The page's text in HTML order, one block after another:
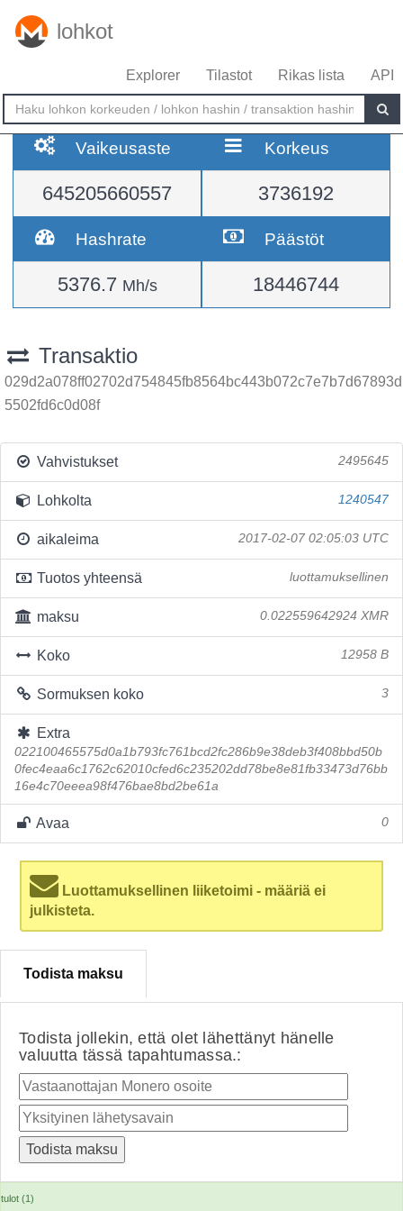
lohkot
Explorer Tilastot Rikas lista API
Vaikeusaste
645205660557
Korkeus
3736192
Hashrate
5376.7 Mh/s
Päästöt
18446744
Transaktio
029d2a078ff02702d754845fb8564bc443b072c7e7b7d67893d
5502fd6c0d08f
Vahvistukset 2495645
Lohkolta 1240547
aikaleima 2017-02-07 02:05:03 UTC
Tuotos yhteensä luottamuksellinen
maksu 0.022559642924 XMR
Koko 12958 B
Sormuksen koko 3
Extra
022100465575d0a1b793fc761bcd2fc286b9e38deb3f408bbd50b
0fec4eaa6c1762c62010cfed6c235202dd78be8e81fb33473d76bb
16e4c70eeea98f476bae8bd2be61a
Avaa 0
Luottamuksellinen liiketoimi - määriä ei
julkisteta.
Todista maksu
Todista jollekin, että olet lähettänyt hänelle
valuutta tässä tapahtumassa.:
tulot (1)